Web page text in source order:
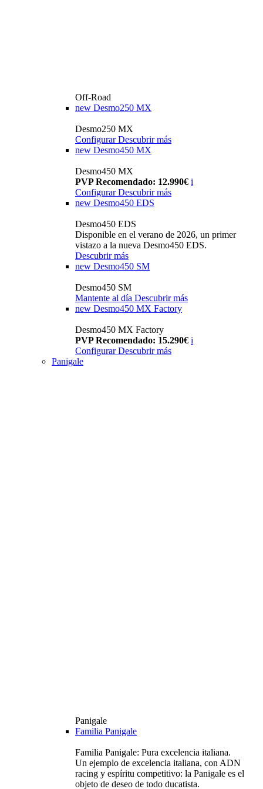
Off-Road
new Desmo250 MX
Desmo250 MX
Configurar Descubrir más
new Desmo450 MX
Desmo450 MX
PVP Recomendado: 12.990€ i
Configurar Descubrir más
new Desmo450 EDS
Desmo450 EDS
Disponible en el verano de 2026, un primer
vistazo a la nueva Desmo450 EDS.
Descubrir más
new Desmo450 SM
Desmo450 SM
Mantente al día Descubrir más
new Desmo450 MX Factory
Desmo450 MX Factory
PVP Recomendado: 15.290€ i
Configurar Descubrir más
Panigale
Panigale
Familia Panigale
Familia Panigale: Pura excelencia italiana.
Un ejemplo de excelencia italiana, con ADN
racing y espíritu competitivo: la Panigale es el
objeto de deseo de todo ducatista.